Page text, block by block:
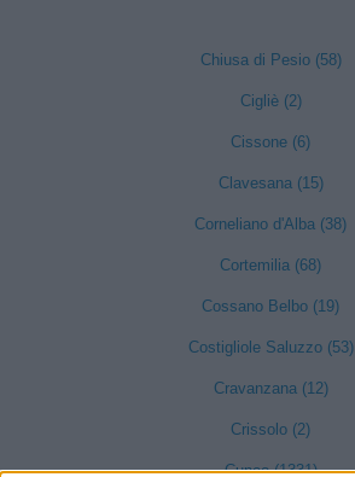
Chiusa di Pesio (58)
Cigliè (2)
Cissone (6)
Clavesana (15)
Corneliano d'Alba (38)
Cortemilia (68)
Cossano Belbo (19)
Costigliole Saluzzo (53)
Cravanzana (12)
Crissolo (2)
Cuneo (1331)